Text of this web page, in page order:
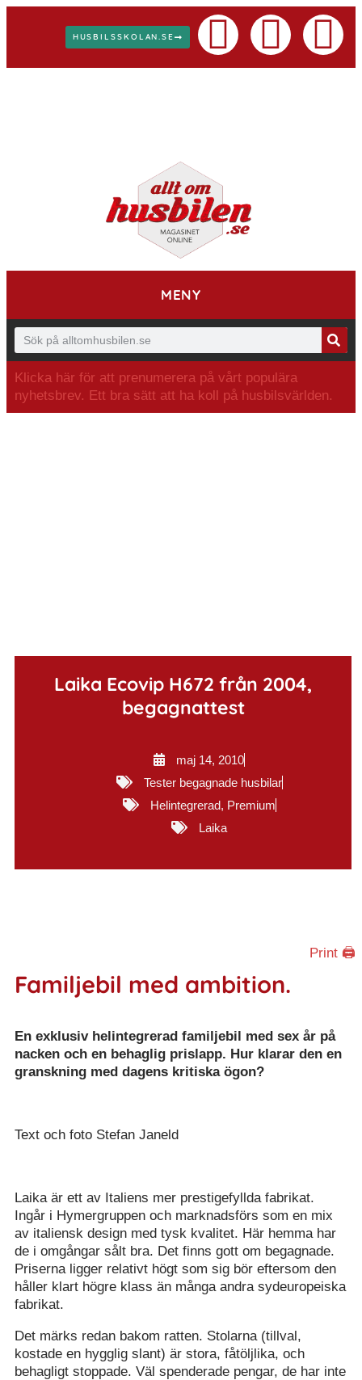
HUSBILSSKOLAN.SE
MENY
Klicka här för att prenumerera på vårt populära
nyhetsbrev. Ett bra sätt att ha koll på husbilsvärlden.
Laika Ecovip H672 från 2004,
begagnattest
maj 14, 2010
Tester begagnade husbilar
Helintegrerad, Premium
Laika
Print 🖨
Familjebil med ambition.
En exklusiv helintegrerad familjebil med sex år på
nacken och en behaglig prislapp. Hur klarar den en
granskning med dagens kritiska ögon?
Text och foto Stefan Janeld
Laika är ett av Italiens mer prestigefyllda fabrikat.
Ingår i Hymergruppen och marknadsförs som en mix
av italiensk design med tysk kvalitet. Här hemma har
de i omgångar sålt bra. Det finns gott om begagnade.
Priserna ligger relativt högt som sig bör eftersom den
håller klart högre klass än många andra sydeuropeiska
fabrikat.
Det märks redan bakom ratten. Stolarna (tillval,
kostade en hygglig slant) är stora, fåtöljlika, och
behagligt stoppade. Väl spenderade pengar, de har inte